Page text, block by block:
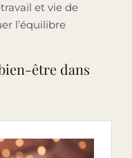
et vie de
l’équilibre
être dans